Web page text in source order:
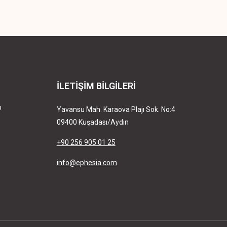
İLETİŞİM BİLGİLERİ
Yavansu Mah. Karaova Plajı Sok. No:4
09400 Kuşadası/Aydın
+90 256 905 01 25
info@ephesia.com